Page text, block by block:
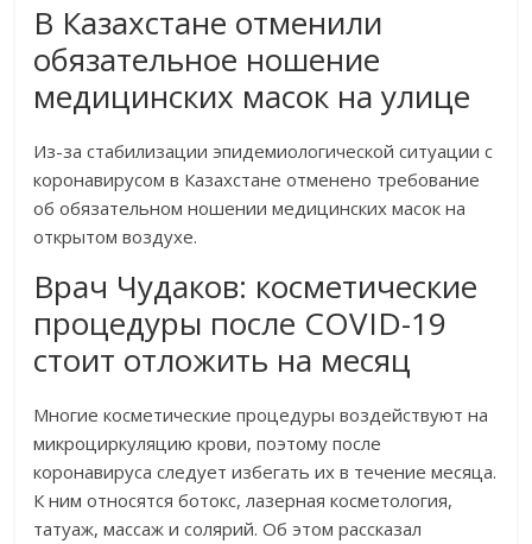
В Казахстане отменили
обязательное ношение
медицинских масок на улице
Из-за стабилизации эпидемиологической ситуации с
коронавирусом в Казахстане отменено требование
об обязательном ношении медицинских масок на
открытом воздухе.
Врач Чудаков: косметические
процедуры после COVID-19
стоит отложить на месяц
Многие косметические процедуры воздействуют на
микроциркуляцию крови, поэтому после
коронавируса следует избегать их в течение месяца.
К ним относятся ботокс, лазерная косметология,
татуаж, массаж и солярий. Об этом рассказал